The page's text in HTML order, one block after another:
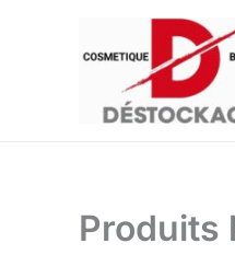
Produits